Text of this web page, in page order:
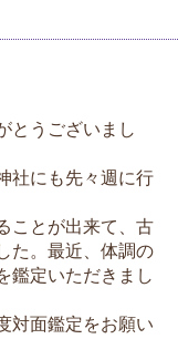
とうございまし
社にも先々週に行
ことが出来て、古
た。最近、体調の
鑑定いただきまし
対面鑑定をお願い